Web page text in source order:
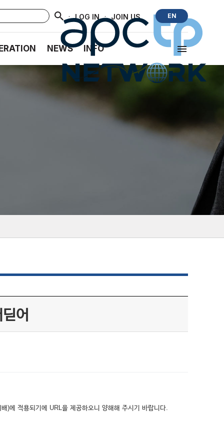
· LOG IN · JOIN US EN
NEWS INFO
어
)에 적용되기에 URL을 제공하오니 양해해 주시기 바랍니다.